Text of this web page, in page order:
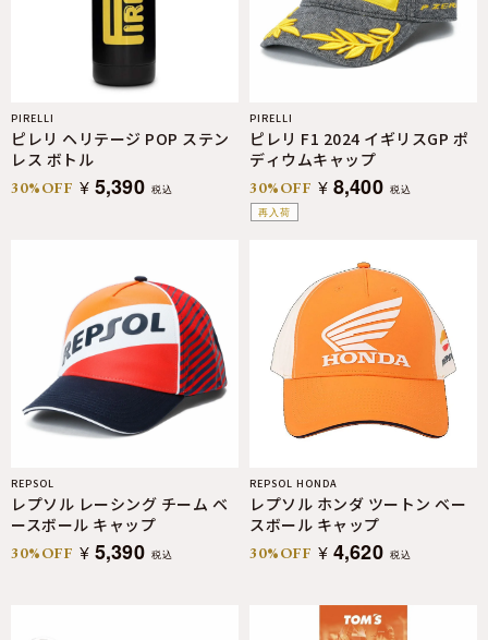
PIRELLI
ピレリ ヘリテージ POP ステン
レス ボトル
30%OFF ¥ 5,390 税込
再入荷
PIRELLI
ピレリ F1 2024 イギリスGP ポ
ディウムキャップ
30%OFF ¥ 8,400 税込
REPSOL
レプソル レーシング チーム ベ
ースボール キャップ
30%OFF ¥ 5,390 税込
REPSOL HONDA
レプソル ホンダ ツートン ベー
スボール キャップ
30%OFF ¥ 4,620 税込